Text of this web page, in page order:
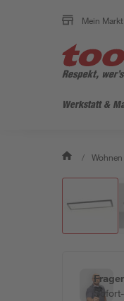
Mein Markt:
Werkstatt &
/